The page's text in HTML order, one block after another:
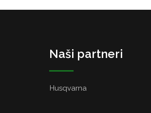
Naši partneri
Husqvarna